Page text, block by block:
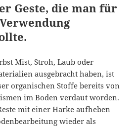
Geste, die man für
Mist, Stroh, Laub oder
ausgebracht haben, ist
organischen Stoffe bereits von
im Boden verdaut worden.
mit einer Harke aufheben
wieder als